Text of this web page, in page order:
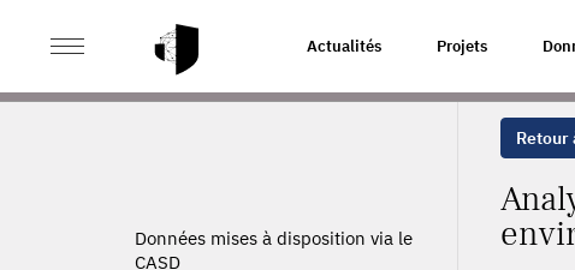
Actualités Projets
ACCUEIL ANALYSE ET ÉVALUATION DES
Données mises à disposition via le
CASD
Retour